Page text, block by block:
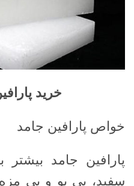
خرید
خواص پارافین جامد
پارافین جامد
سفید، بی بو و بی